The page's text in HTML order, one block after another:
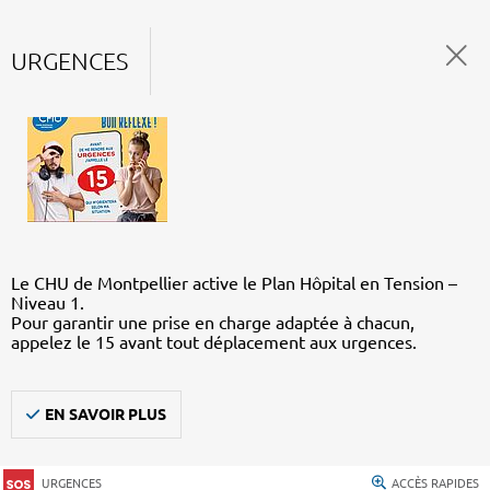
URGENCES
Le CHU de Montpellier active le Plan Hôpital en Tension –
Niveau 1.
Pour garantir une prise en charge adaptée à chacun,
appelez le 15 avant tout déplacement aux urgences.
EN SAVOIR PLUS
URGENCES ACCÈS RAPIDES